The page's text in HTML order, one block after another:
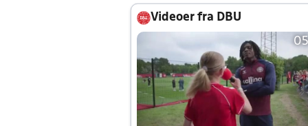
Videoer fra DBU